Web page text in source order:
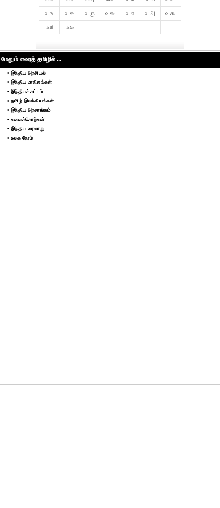
௨௩
௨௪ ௨௫ ௨௬ ௨௭ ௨௮
௨௯
௩௰
௩௧
மேலும் வைரத் தமிழில் ...
• இந்திய அரசியல்
• இந்திய மாநிலங்கள்
• இந்தியச் சட்டம்
• தமிழ் இலக்கியங்கள்
• இந்திய அரசாங்கம்
• கலைச்சொற்கள்
• இந்திய வரலாறு
• உலக நேரம்